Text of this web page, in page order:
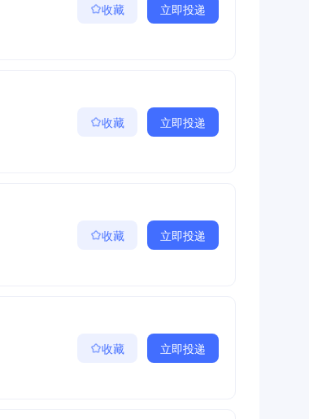
收藏 立即投递
收藏 立即投递
收藏 立即投递
收藏 立即投递